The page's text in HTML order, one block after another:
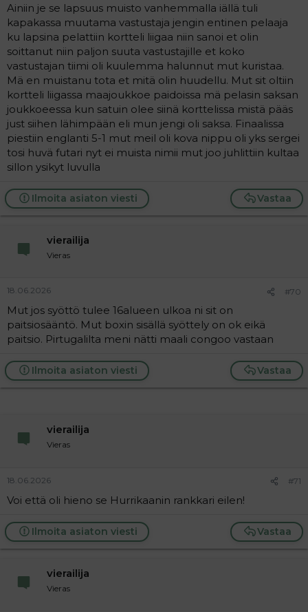
Ainiin je se lapsuus muisto vanhemmalla iällä tuli
kapakassa muutama vastustaja jengin entinen pelaaja
ku lapsina pelattiin kortteli liigaa niin sanoi et olin
soittanut niin paljon suuta vastustajille et koko
vastustajan tiimi oli kuulemma halunnut mut kuristaa.
Mä en muistanu tota et mitä olin huudellu. Mut sit oltiin
kortteli liigassa maajoukkoe paidoissa mä pelasin saksan
joukkoeessa kun satuin olee siinä korttelissa mistä pääs
just siihen lähimpään eli mun jengi oli saksa. Finaalissa
piestiin englanti 5-1 mut meil oli kova nippu oli yks sergei
tosi huvä futari nyt ei muista nimii mut joo juhlittiin kultaa
sillon ysikyt luvulla
Vastaa
Ilmoita asiaton viesti
vierailija
Vieras
18.06.2026 #70
Mut jos syöttö tulee 16alueen ulkoa ni sit on
paitsiosääntö. Mut boxin sisällä syöttely on ok eikä
paitsio. Pirtugalilta meni nätti maali congoo vastaan
Vastaa
Ilmoita asiaton viesti
vierailija
Vieras
18.06.2026 #71
Voi että oli hieno se Hurrikaanin rankkari eilen!
Vastaa
Ilmoita asiaton viesti
vierailija
Vieras